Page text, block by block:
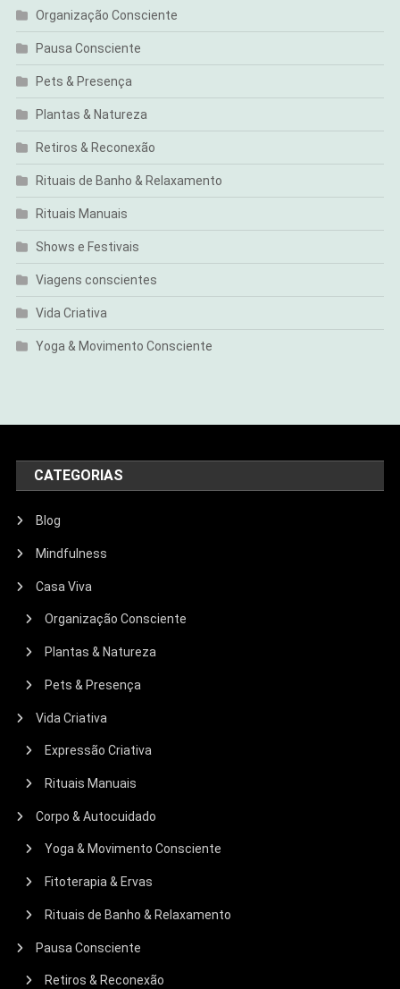
Organização Consciente
Pausa Consciente
Pets & Presença
Plantas & Natureza
Retiros & Reconexão
Rituais de Banho & Relaxamento
Rituais Manuais
Shows e Festivais
Viagens conscientes
Vida Criativa
Yoga & Movimento Consciente
CATEGORIAS
Blog
Mindfulness
Casa Viva
Organização Consciente
Plantas & Natureza
Pets & Presença
Vida Criativa
Expressão Criativa
Rituais Manuais
Corpo & Autocuidado
Yoga & Movimento Consciente
Fitoterapia & Ervas
Rituais de Banho & Relaxamento
Pausa Consciente
Retiros & Reconexão